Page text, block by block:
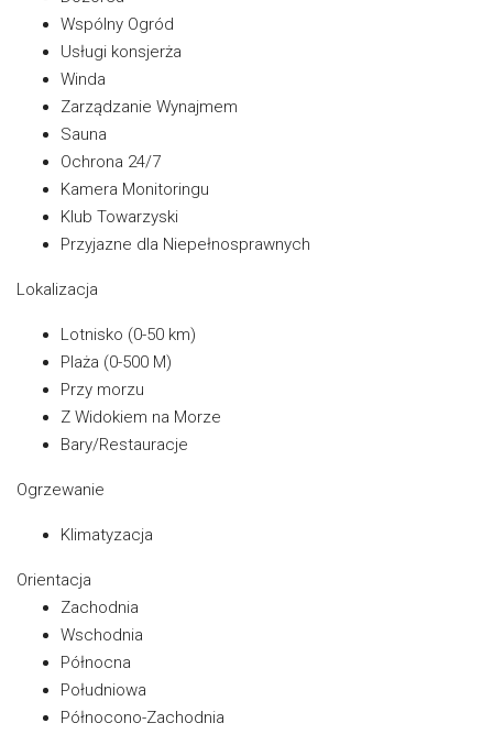
Wspólny Ogród
Usługi konsjerża
Winda
Zarządzanie Wynajmem
Sauna
Ochrona 24/7
Kamera Monitoringu
Klub Towarzyski
Przyjazne dla Niepełnosprawnych
Lokalizacja
Lotnisko (0-50 km)
Plaża (0-500 M)
Przy morzu
Z Widokiem na Morze
Bary/Restauracje
Ogrzewanie
Klimatyzacja
Orientacja
Zachodnia
Wschodnia
Północna
Południowa
Północono-Zachodnia